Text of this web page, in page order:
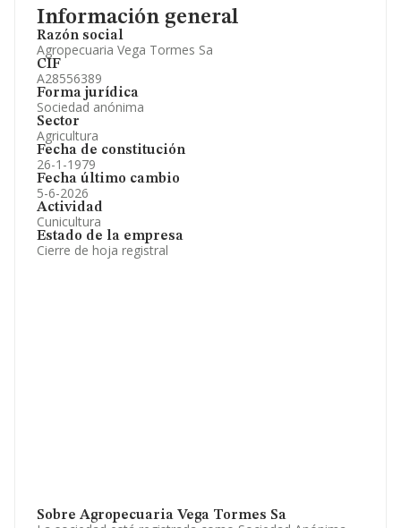
Información general
Razón social
Agropecuaria Vega Tormes Sa
CIF
A28556389
Forma jurídica
Sociedad anónima
Sector
Agricultura
Fecha de constitución
26-1-1979
Fecha último cambio
5-6-2026
Actividad
Cunicultura
Estado de la empresa
Cierre de hoja registral
Sobre Agropecuaria Vega Tormes Sa
Información oficial y registral complementaria.